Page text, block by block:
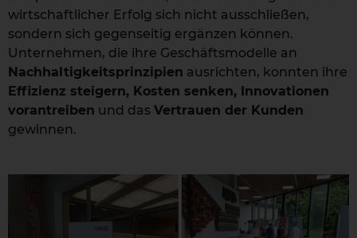
wirtschaftlicher Erfolg sich nicht ausschließen,
sondern sich gegenseitig ergänzen können.
Unternehmen, die ihre Geschäftsmodelle an
Nachhaltigkeitsprinzipien ausrichten, konnten ihre
Effizienz steigern, Kosten senken, Innovationen
vorantreiben und das Vertrauen der Kunden
gewinnen.